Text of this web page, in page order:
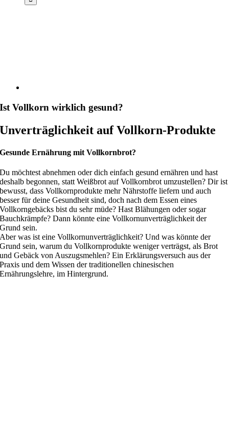
Ist Vollkorn wirklich gesund?
Unverträglichkeit auf Vollkorn-Produkte
Gesunde Ernährung mit Vollkornbrot?
Du möchtest abnehmen oder dich einfach gesund ernähren und hast
deshalb begonnen, statt Weißbrot auf Vollkornbrot umzustellen? Dir ist
bewusst, dass Vollkornprodukte mehr Nährstoffe liefern und auch
besser für deine Gesundheit sind, doch nach dem Essen eines
Vollkorngebäcks bist du sehr müde? Hast Blähungen oder sogar
Bauchkrämpfe? Dann könnte eine Vollkornunverträglichkeit der
Grund sein.
Aber was ist eine Vollkornunverträglichkeit? Und was könnte der
Grund sein, warum du Vollkornprodukte weniger verträgst, als Brot
und Gebäck von Auszugsmehlen? Ein Erklärungsversuch aus der
Praxis und dem Wissen der traditionellen chinesischen
Ernährungslehre, im Hintergrund.